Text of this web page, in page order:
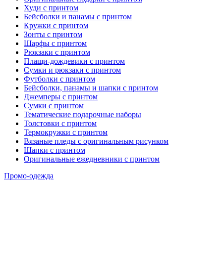
Худи с принтом
Бейсболки и панамы с принтом
Кружки с принтом
Зонты с принтом
Шарфы с принтом
Рюкзаки с принтом
Плащи-дождевики с принтом
Сумки и рюкзаки с принтом
Футболки с принтом
Бейсболки, панамы и шапки с принтом
Джемперы с принтом
Сумки с принтом
Тематические подарочные наборы
Толстовки с принтом
Термокружки с принтом
Вязаные пледы с оригинальным рисунком
Шапки с принтом
Оригинальные ежедневники с принтом
Промо-одежда